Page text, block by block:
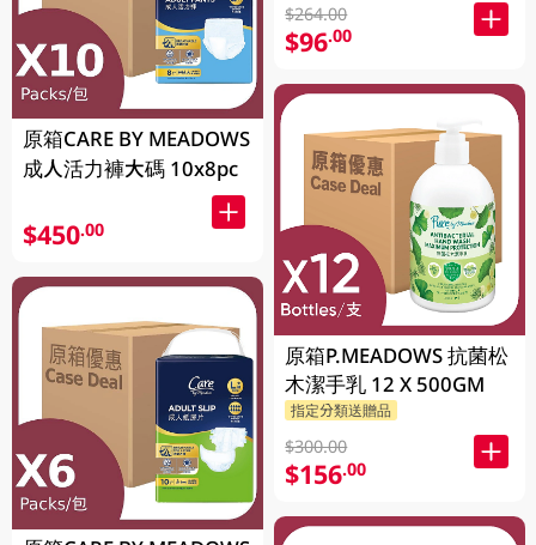
原箱CARE BY MEADOWS
成人活力褲大碼 10x8pc
$450.00
$264.00
$96.00
原箱P.MEADOWS 抗菌松
木潔手乳 12 X 500GM
指定分類送贈品
$300.00
$156.00